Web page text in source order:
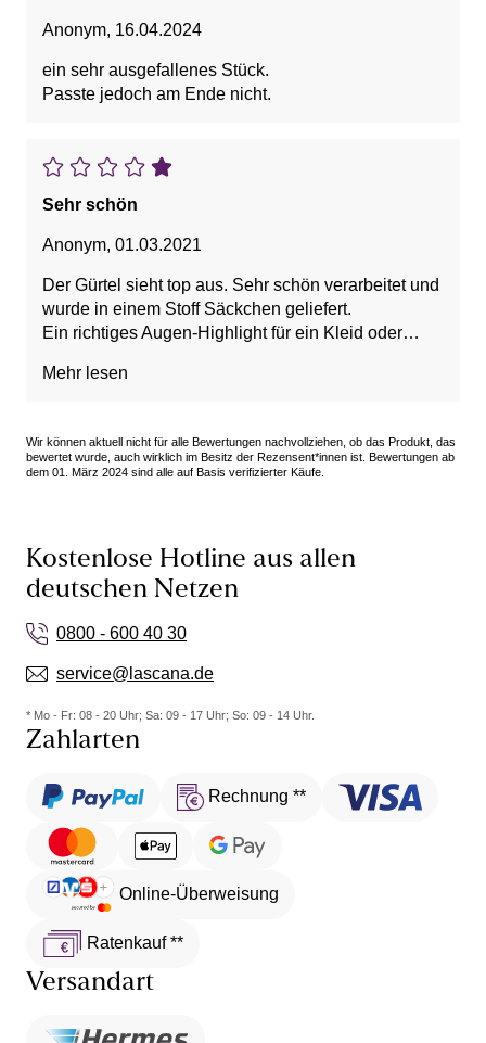
Anonym, 16.04.2024
ein sehr ausgefallenes Stück.
Passte jedoch am Ende nicht.
Sehr schön
Anonym, 01.03.2021
Der Gürtel sieht top aus. Sehr schön verarbeitet und
wurde in einem Stoff Säckchen geliefert.
Ein richtiges Augen-Highlight für ein Kleid oder
Ich trage Größe 38 und habe deswegen Größe M
Mehr lesen
Wir können aktuell nicht für alle Bewertungen nachvollziehen, ob das Produkt, das
bewertet wurde, auch wirklich im Besitz der Rezensent*innen ist. Bewertungen ab
dem 01. März 2024 sind alle auf Basis verifizierter Käufe.
Kostenlose Hotline aus allen
deutschen Netzen
0800 - 600 40 30
service@lascana.de
* Mo - Fr: 08 - 20 Uhr; Sa: 09 - 17 Uhr; So: 09 - 14 Uhr.
Zahlarten
Rechnung **
Online-Überweisung
Ratenkauf **
Versandart